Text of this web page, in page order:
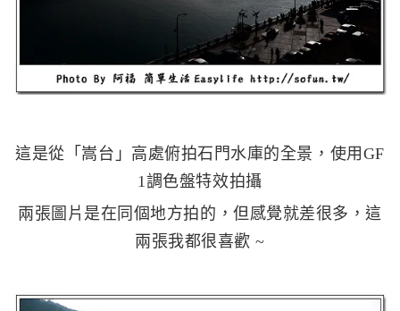
這是從「嵩台」高處俯拍石門水庫的全景，使用GF
1調色盤特效拍攝
兩張圖片是在同個地方拍的，但感覺就差很多，這
兩張我都很喜歡 ~